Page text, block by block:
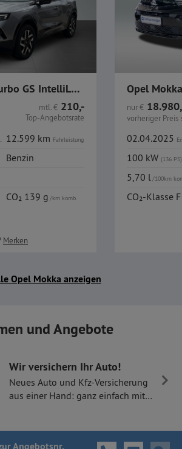
Opel Mokka Turbo GS IntelliLux ACC Navi GJR
mtl.€ 210,-
Top-Angebotsrate
12.599 km Fahrleistung
Benzin
CO₂ 139 g/km komb.
Merken
nur€
vorheriger Preis
02.04.2025
100 kW (136 PS)
5,70 l/100km
CO₂-Klasse F
Opel Mokka anzeigen
und Angebote
Wir versichern Ihr Auto!
Neues Auto und Kfz-Versicherung
aus einer Hand: ganz einfach mit
Angebotsnr.